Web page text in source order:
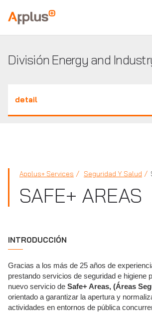
Applus+
División Energy and
detail
Applus+ Services Seguridad Y Salud
SAFE+ AREAS
INTRODUCCIÓN
Gracias a los más de 25 años de
prestando servicios de seguridad e higiene
nuevo servicio de Safe+ Areas, (Áreas
orientado a garantizar la apertura y
actividades en entornos de pública